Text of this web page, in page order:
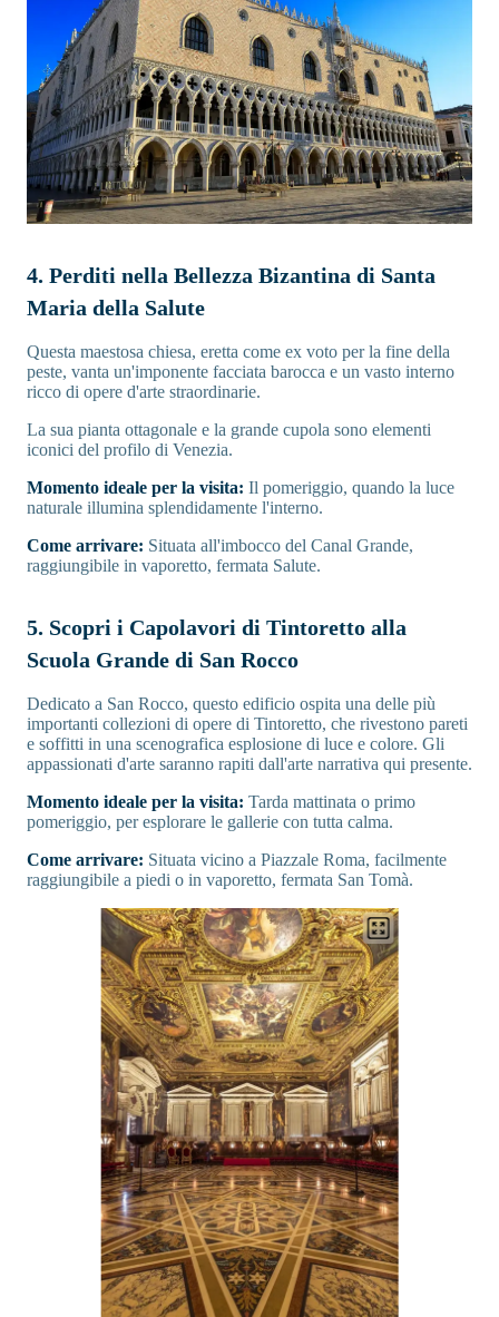
4. Perditi nella Bellezza Bizantina di Santa
Maria della Salute
Questa maestosa chiesa, eretta come ex voto per la fine della
peste, vanta un'imponente facciata barocca e un vasto interno
ricco di opere d'arte straordinarie.
La sua pianta ottagonale e la grande cupola sono elementi
iconici del profilo di Venezia.
Momento ideale per la visita: Il pomeriggio, quando la luce
naturale illumina splendidamente l'interno.
Come arrivare: Situata all'imbocco del Canal Grande,
raggiungibile in vaporetto, fermata Salute.
5. Scopri i Capolavori di Tintoretto alla
Scuola Grande di San Rocco
Dedicato a San Rocco, questo edificio ospita una delle più
importanti collezioni di opere di Tintoretto, che rivestono pareti
e soffitti in una scenografica esplosione di luce e colore. Gli
appassionati d'arte saranno rapiti dall'arte narrativa qui presente.
Momento ideale per la visita: Tarda mattinata o primo
pomeriggio, per esplorare le gallerie con tutta calma.
Come arrivare: Situata vicino a Piazzale Roma, facilmente
raggiungibile a piedi o in vaporetto, fermata San Tomà.